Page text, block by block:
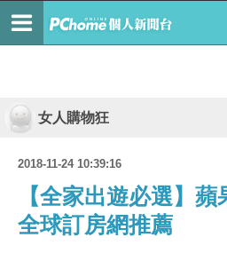
女人購物狂
2018-11-24 10:39:16
【全家出遊必選】
全球訂房網推薦